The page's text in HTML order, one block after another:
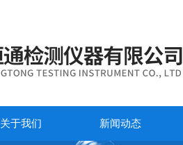
关于我们 新闻动态